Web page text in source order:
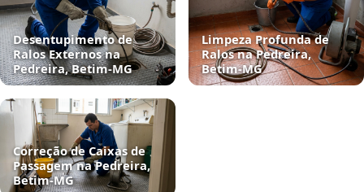
Desentupimento de
Ralos Externos na
Pedreira, Betim‑MG
Limpeza Profunda de
Ralos na Pedreira,
Betim‑MG
Correção de Caixas de
Passagem na Pedreira,
Betim‑MG